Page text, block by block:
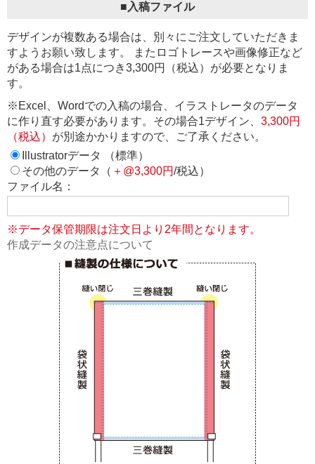
■入稿ファイル
デザインが複数ある場合は、別々にご注文していただきま
すようお願い致します。 またロゴトレースや画像修正など
がある場合は1点につき3,300円（税込）が必要となりま
す。
※Excel、Wordでの入稿の場合、イラストレータのデータ
に作り直す必要があります。その場合1デザイン、 3,300円
（税込） が別途かかりますので、ご了承ください。
Illustratorデータ （標準）
その他のデータ（ ＋@3,300円/税込）
ファイル名：
※データ保管期限は注文日より2年間となります。
作成データの注意点について